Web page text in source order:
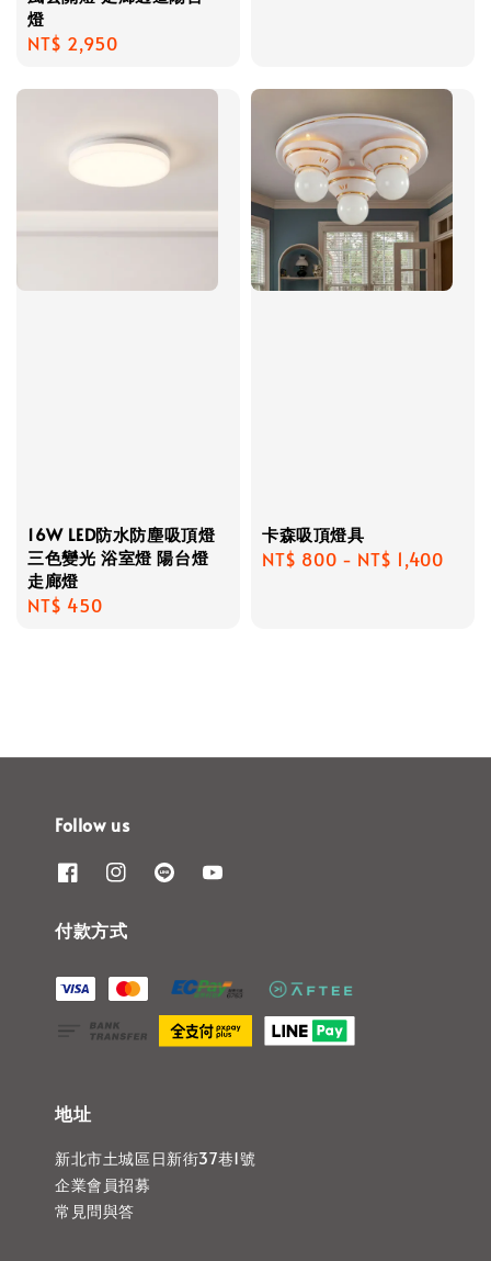
燈
Regular
NT$ 2,950
16W LED防水防塵吸頂燈
三色變光 浴室燈 陽台燈
走廊燈
Regular
NT$ 450
卡森吸頂燈具
Regular
NT$ 800 - NT$ 1,400
Follow us
付款方式
地址
新北市土城區日新街37巷1號
企業會員招募
常見問與答